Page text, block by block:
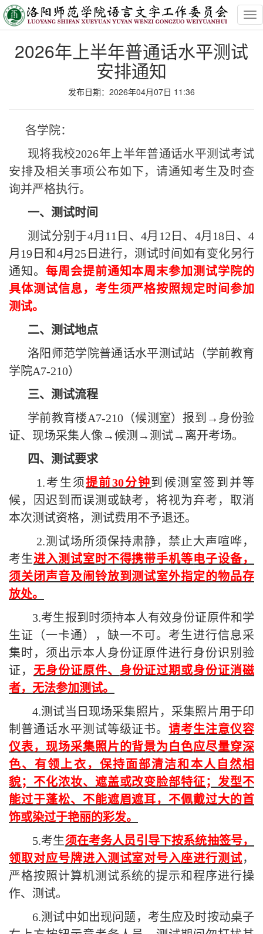
2026年上半年普通话水平测试
安排通知
发布日期：2026年04月07日 11:36
各学院：
现将我校2026年 上半年普通话水平测试考试
安排及相关事项公布如下，请通知 考生 及时查
询并严格执行。
一、测试时间
测试分别于4月11日、4月12日、4月18日、4
月19日和4月25日进行，测试时间如有变化另行
通知。 每周会提前通知本周末参加测试学院的
具体测试信息，考生须严格按照规定时间参加
测试。
二、测试地点
洛阳师范学院普通话水平测试站（学前教育
学院A7-210）
三、测试流程
学前教育楼A7-210（候测室）报到→身份验
证、现场采集人像→候测→测试→离开考场。
四、测试要求
1.考生须提前30分钟到候测室签 到并等
候，因迟到而误测或缺考，将视为弃考，取消
本次测试资格，测试费用不予退还。
2.测试场所须保持肃静，禁止大声喧哗，
考生进入测试室时不得携带手机等电子设备，
须关闭声音及闹铃放到测试室外指定的物品存
放处。
3.考生报到时须持本人有效身份证原件和学
生证（一卡通），缺一不可。 考生进行信息采
集时，须出示本人身份证原件进行身份识别验
证， 无身份证原件、 身份证过期或身份证消磁
者，无法参加测试。
4.测试当日 现场采集照片，采集照片用于印
制普通话水平测试等级证书。请考生注意仪容
仪表，现场采集照片的背景为白色应尽量穿深
色、有领上衣，保持面部清洁和本人自然相
貌；不化浓妆、遮盖或改变脸部特征；发型不
能过于蓬松、不能遮眉遮耳，不佩戴过大的首
饰或染过于艳丽的彩发。
5.考生须在考务人员引导下按系统抽签号，
领取对应号牌进入测试室对号入座进行测试，
严格按照计算机测试系统的提示和程序进行操
作、测试。
6.测试中如出现问题，考生应及时按动桌子